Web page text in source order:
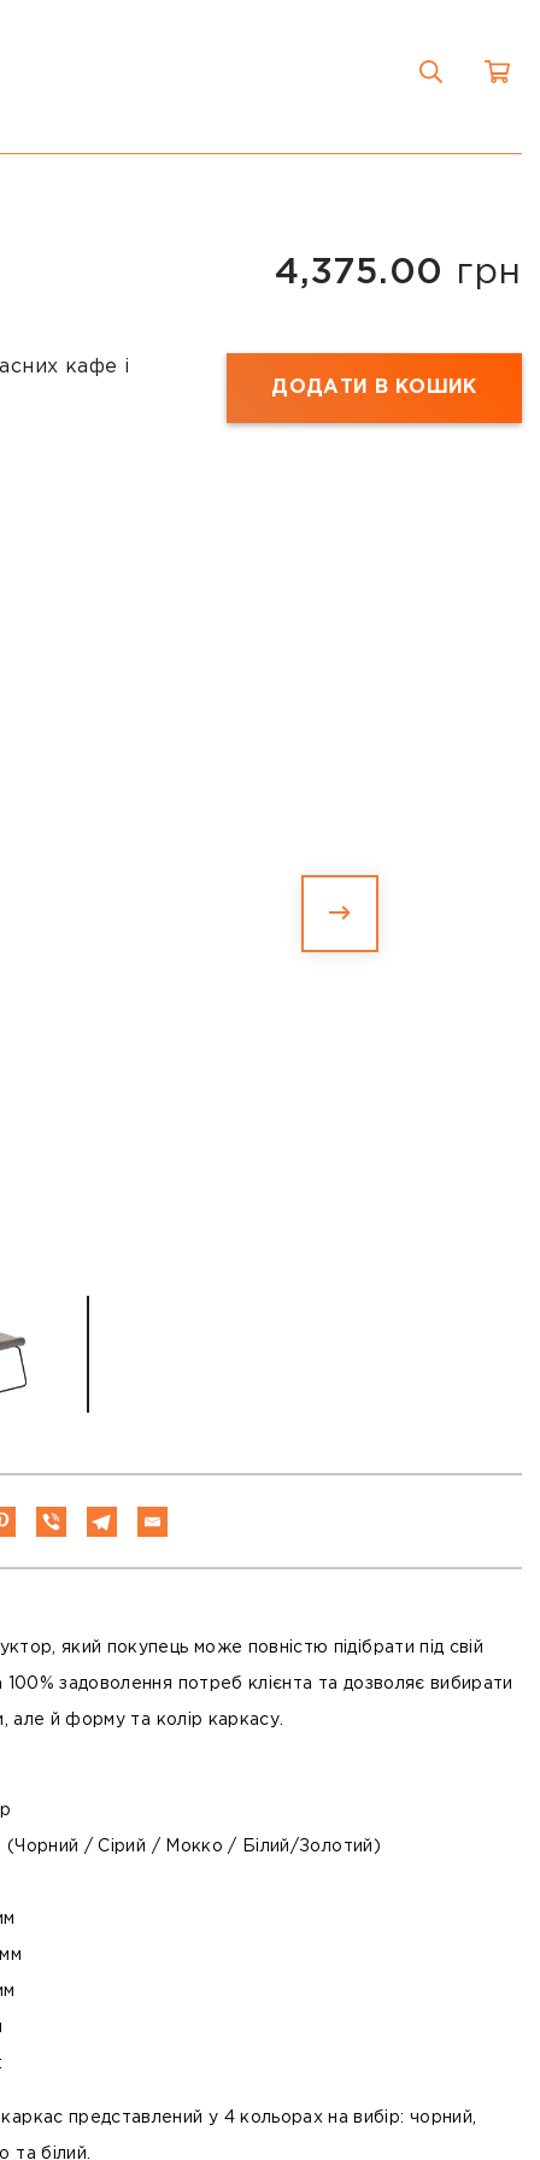
4,375.00 грн
кафе і
ДОДАТИ В КОШИК
який покупець може повністю підібрати під свій
задоволення потреб клієнта та дозволяє вибирати
але й форму та колір каркасу.
(Чорний / Сірий / Мокко / Білий/Золотий)
представлений у 4 кольорах на вибір: чорний,
та білий.